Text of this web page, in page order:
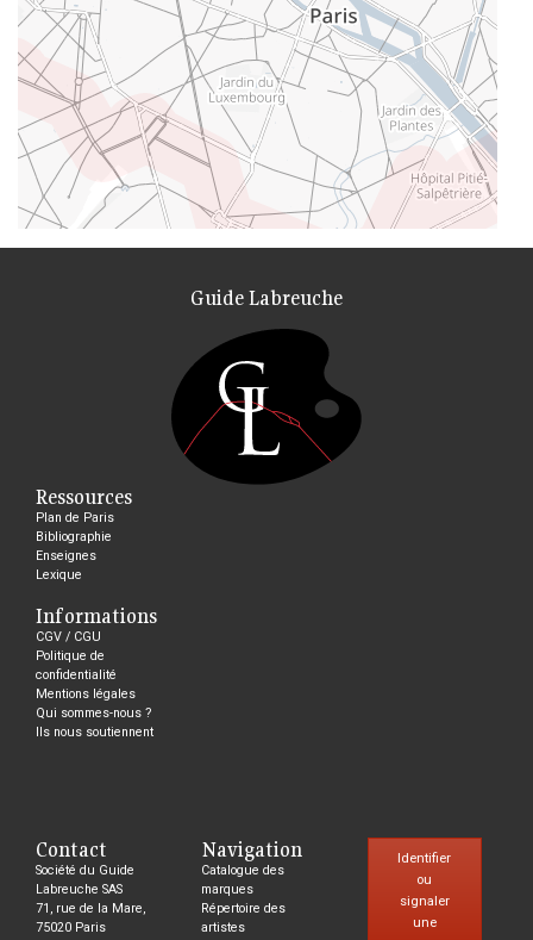
Guide Labreuche
Ressources
Plan de Paris
Bibliographie
Enseignes
Lexique
Informations
CGV / CGU
Politique de
confidentialité
Mentions légales
Qui sommes-nous ?
Ils nous soutiennent
Contact
Société du Guide
Labreuche SAS
71, rue de la Mare,
75020 Paris
Navigation
Catalogue des
marques
Répertoire des
artistes
Identifier
ou
signaler
une